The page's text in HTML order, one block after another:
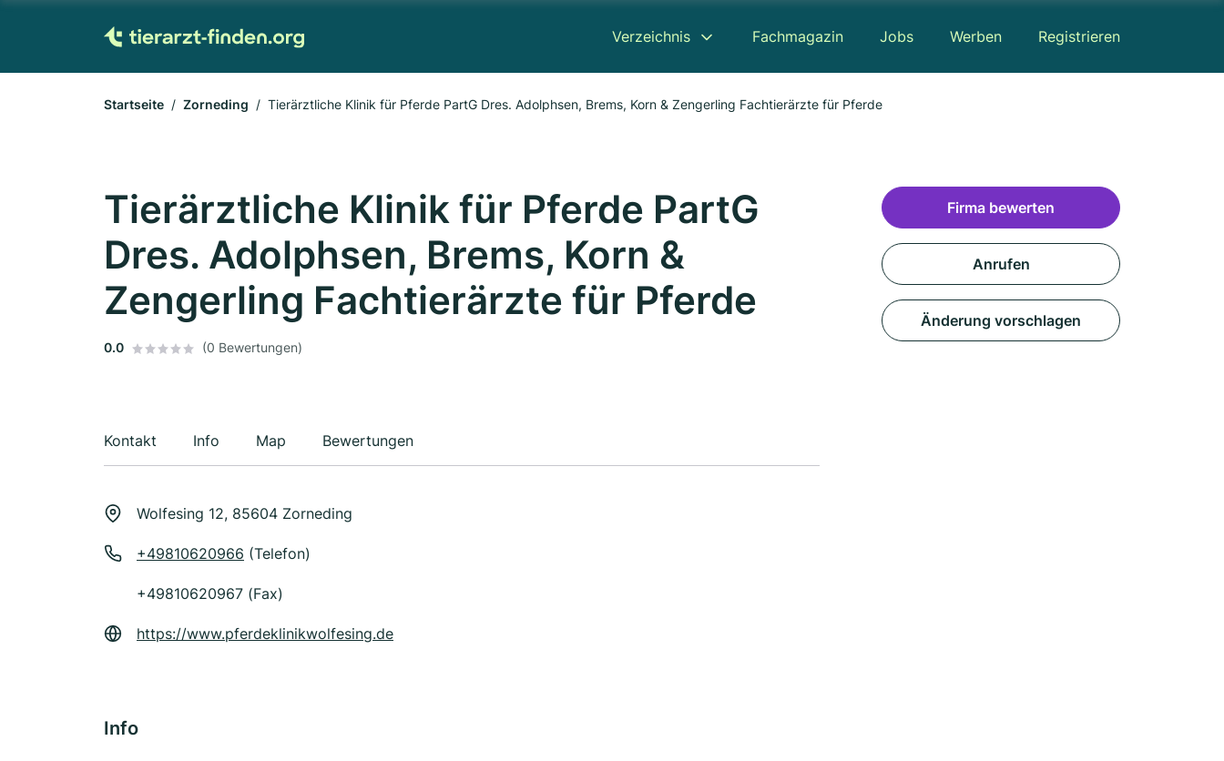
Verzeichnis Fachmagazin Jobs Werben Registrieren
Startseite Zorneding Tierärztliche Klinik für Pferde PartG Dres. Adolphsen, Brems, Korn & Zengerling Fachtierärzte für Pferde
Tierärztliche Klinik für Pferde PartG
Dres. Adolphsen, Brems, Korn &
Zengerling Fachtierärzte für Pferde
0.0 (0 Bewertungen)
Kontakt Info Map Bewertungen
Wolfesing 12, 85604 Zorneding
+49810620966 (Telefon)
+49810620967 (Fax)
https://www.pferdeklinikwolfesing.de
Info
Firma bewerten
Anrufen
Änderung vorschlagen